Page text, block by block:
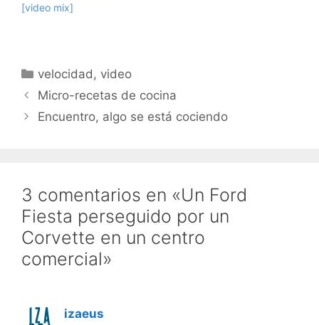
[video mix]
Categorías
velocidad , video
Micro-recetas de cocina
Encuentro, algo se está cociendo
3 comentarios en «Un Ford
Fiesta perseguido por un
Corvette en un centro
comercial»
izaeus